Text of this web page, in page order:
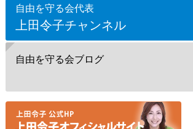
自由を守る会代表
上田令子チャンネル
自由を守る会ブログ